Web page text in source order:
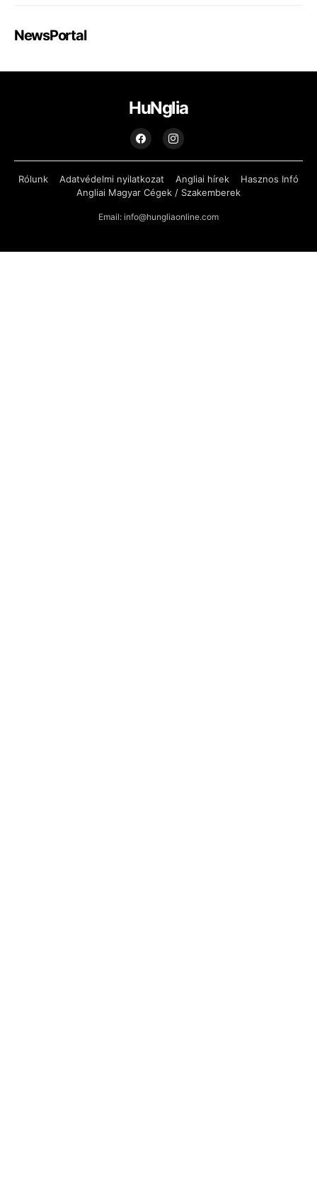
NewsPortal
HuNglia
Rólunk Adatvédelmi nyilatkozat Angliai hírek
Hasznos Infó
Angliai Magyar Cégek / Szakemberek
Email: info@hungliaonline.com